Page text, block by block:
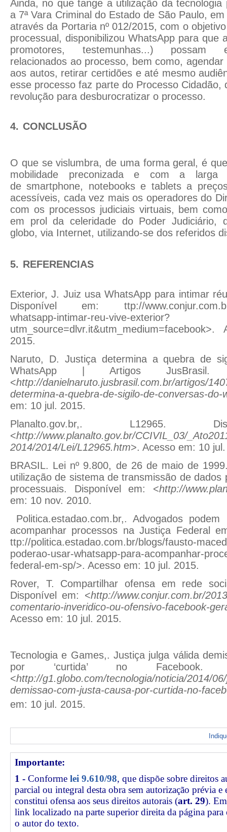
Ainda, no que tange a utilização da tecnologia
a 7ª Vara Criminal do Estado de São Paulo,
através da Portaria nº 012/2015, com o
processual, disponibilizou WhatsApp para que
promotores, testemunhas...) possam
relacionados ao processo, bem como,
aos autos, retirar certidões e até mesmo
esse processo faz parte do Processo Cidadão,
revolução para desburocratizar o processo.
4. CONCLUSÃO
O que se vislumbra, de uma forma geral, é
mobilidade
preconizada e com a larga
de smartphone, notebooks e tablets a
acessíveis, cada vez mais os operadores do
com os processos judiciais virtuais, bem
em prol da celeridade do Poder Judiciário,
globo, via Internet, utilizando-se dos referidos
5. REFERENCIAS
Exterior, J. Juiz usa WhatsApp para intimar
Disponível em: ttp://
whatsapp-intimar-reu-vive-exterior?
2015.
Naruto, D. Justiça determina a quebra de
WhatsApp | Artigos JusBrasil.
<http://danielnaruto.jusbrasil.com.br/artigos/
determina-a-quebra-de-sigilo-de-conversas-do-
em: 10 jul. 2015.
Planalto.gov.br,. L12965.
<http://www.planalto.gov.br/CCIVIL_03/
2014/2014/Lei/L12965.htm>. Acesso em: 10
BRASIL. Lei nº 9.800, de 26 de maio de
utilização de sistema de transmissão de dados
processuais. Disponível em: <http://
em: 10 nov. 2010.
Politica.estadao.com.br,. Advogados
acompanhar processos na Justiça Federal
ttp://politica.estadao.com.br/blogs/fausto-
poderao-usar-whatsapp-para-acompanhar-
federal-em-sp/>. Acesso em: 10 jul. 2015.
Rover, T. Compartilhar ofensa em rede
Disponível em: <http://www.conjur.com.br/
comentario-inveridico-ou-ofensivo-facebook-
Acesso em: 10 jul. 2015.
Tecnologia e Games,. Justiça julga válida
por ‘curtida’ no Facebook.
<http://g1.globo.com/tecnologia/noticia/2014/
demissao-com-justa-causa-por-curtida-no-
em: 10 jul. 2015.
Importante:
1 - Conforme lei 9.610/98, que dispõe sobre direitos
parcial ou integral desta obra sem autorização prévia e
constitui ofensa aos seus direitos autorais (art. 29).
link localizado na parte superior direita da página
o autor do texto.